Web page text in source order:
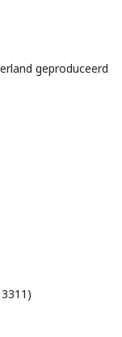
geproduceerd